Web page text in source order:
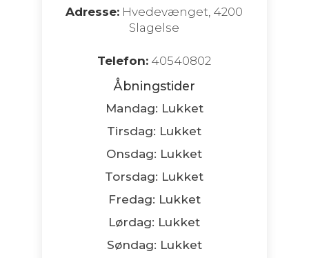
Adresse: Hvedevænget, 4200
Slagelse
Telefon: 40540802
Åbningstider
Mandag: Lukket
Tirsdag: Lukket
Onsdag: Lukket
Torsdag: Lukket
Fredag: Lukket
Lørdag: Lukket
Søndag: Lukket